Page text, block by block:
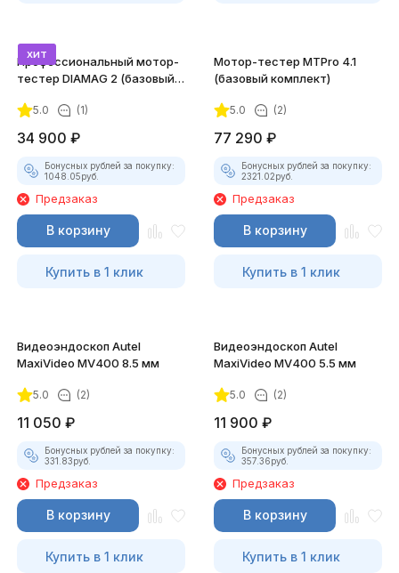
хит
Профессиональный мотор-
тестер DIAMAG 2 (базовый
5.0 (1)
34 900 ₽
Бонусных рублей за покупку:
1048.05руб.
Предзаказ
В корзину
Купить в 1 клик
Мотор-тестер MTPro 4.1
(базовый комплект)
5.0 (2)
77 290 ₽
Бонусных рублей за покупку:
2321.02руб.
Предзаказ
В корзину
Купить в 1 клик
Видеоэндоскоп Autel
MaxiVideo MV400 8.5 мм
5.0 (2)
11 050 ₽
Бонусных рублей за покупку:
331.83руб.
Предзаказ
В корзину
Купить в 1 клик
Видеоэндоскоп Autel
MaxiVideo MV400 5.5 мм
5.0 (2)
11 900 ₽
Бонусных рублей за покупку:
357.36руб.
Предзаказ
В корзину
Купить в 1 клик